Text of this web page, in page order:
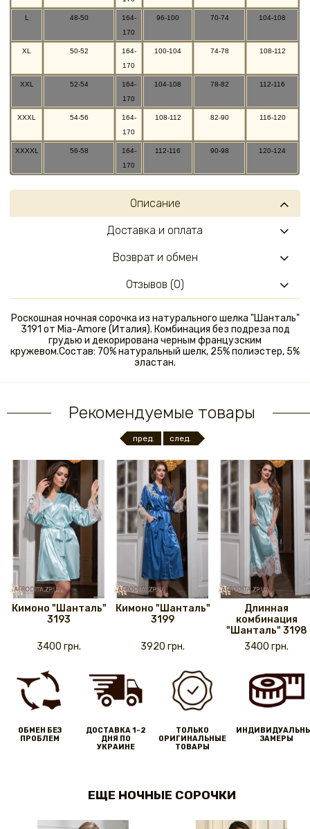
L 48-50
164-
170
96-100 70-74 104-108
XL 50-52
164-
170
100-104 74-78 108-112
XXL 52-54
164-
170
104-108 78-82 112-116
XXXL 54-56
164-
170
108-112 82-90 116-120
XXXXL 56-58
164-
170
112-116 90-98 120-124
Описание
Роскошная ночная сорочка из натурального шелка "Шанталь"
3191 от Mia-Amore (Италия). Комбинация без подреза под
грудью и декорирована черным французским
кружевом.Состав: 70% натуральный шелк, 25% полиэстер, 5%
эластан.
Доставка и оплата
Возврат и обмен
Отзывов (0)
Рекомендуемые товары
пред. след.
Кимоно "Шанталь"
3193
3400 грн.
Кимоно "Шанталь"
3199
3920 грн.
Длинная
комбинация
"Шанталь" 3198
3400 грн.
ОБМЕН БЕЗ
ПРОБЛЕМ
ДОСТАВКА 1-2
ДНЯ ПО
УКРАИНЕ
ТОЛЬКО
ОРИГИНАЛЬНЫЕ
ТОВАРЫ
ЗАМЕРЫ
ЕЩЕ НОЧНЫЕ СОРОЧКИ